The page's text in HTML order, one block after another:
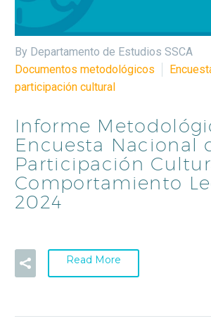
By Departamento de Estudios SSCA
Documentos metodológicos
participación cultural
Informe
Encuesta Nacional
Participación
Comportamiento
2024
Read More